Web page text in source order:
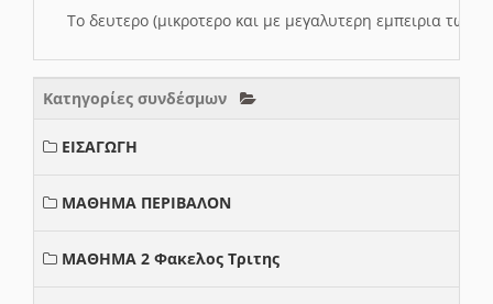
Το δευτερο (μικροτερο και με μεγαλυτερη εμπειρια
Κατηγορίες συνδέσμων
ΕΙΣΑΓΩΓΗ
ΜΑΘΗΜΑ ΠΕΡΙΒΑΛΟΝ
ΜΑΘΗΜΑ 2 Φακελος Τριτης